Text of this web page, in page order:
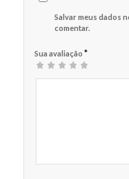
Salvar meus dados
comentar.
Sua avaliação *
1
2 de
3 de 5
4 de 5
5 de 5